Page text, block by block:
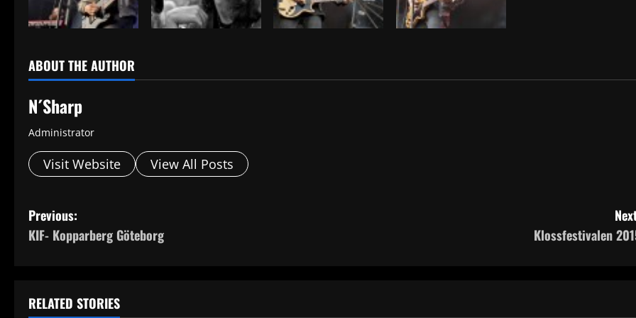
ABOUT THE AUTHOR
N´Sharp
Administrator
Visit Website View All Posts
P
o
t
Previous:
KIF- Kopparberg Göteborg
Klossfestivalen
RELATED STORIES